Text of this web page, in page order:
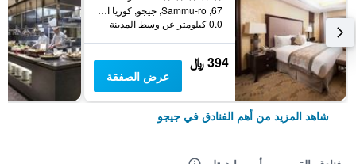
67, Sammu-ro, جيجو, كوريا الجنوبية
0.0 كيلومتر عن وسط المدينة
394 ﷼
عرض الصفقة
شاهد المزيد من أهم الفنادق في جيجو